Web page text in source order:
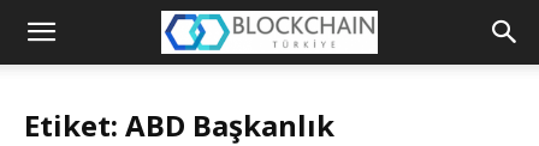
Blockchain
Etiket: ABD Başkanlık